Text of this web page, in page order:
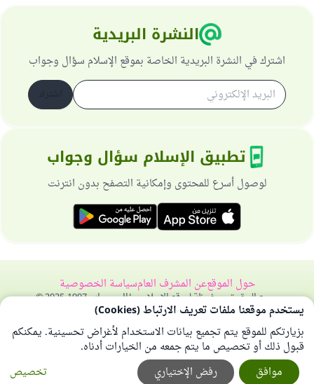
النشرة البريدية
اشترك في النشرة البريدية الخاصة بموقع الإسلام سؤال وجواب
تطبيق الإسلام سؤال وجواب
لوصول أسرع للمحتوى وإمكانية التصفح بدون انترنت
حول الموقععن المشرف العامسياسة الخصوصية
جميع الحقوق محفوظة لموقع الإسلام سؤال وجواب 1997-2025 ©
يستخدم موقعنا ملفات تعريف الارتباط (Cookies)
بزيارتكم للموقع يتم تجميع بيانات الاستخدام لأغراض تحسينية. يمكنكم
قبول ذلك أو تخصيص ما يتم جمعه من الخيارات أدناه.
تخصيص
رفض الإختياري موافق